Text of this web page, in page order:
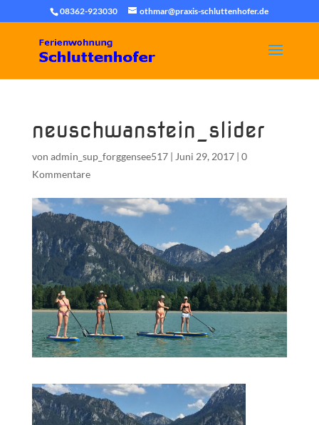
08362-923030 othmar@praxis-schluttenhofer.de
neuschwanstein_slider
von admin_sup_forggensee517| Juni 29, 2017| 0
Kommentare